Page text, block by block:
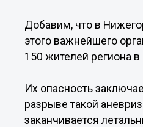
Добавим, что в
этого важнейшего
150 жителей региона в
Их опасность
разрыве такой
заканчивается